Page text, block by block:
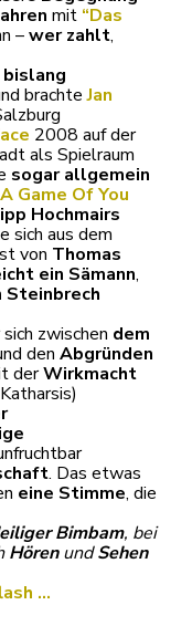
mit “Das
–wer zahlt,
bislang
brachteJan
2008 auf der
als Spielraum
sogar allgemein
A Game Of You
Hochmairs
sich aus dem
von Thomas
ein Sämann,
Steinbrech
sich zwischen dem
den Abgründen
derWirkmacht
. Das etwas
eine Stimme, die
Bimbam, bei
HörenundSehen
…